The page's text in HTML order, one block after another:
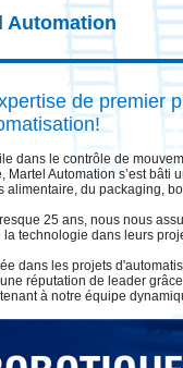
Automation
de premier
dans le contrôle de
Martel Automation s’est bâti
alimentaire, du packaging,
25 ans, nous nous
la technologie dans leurs
dans les projets
réputation de leader
à notre équipe